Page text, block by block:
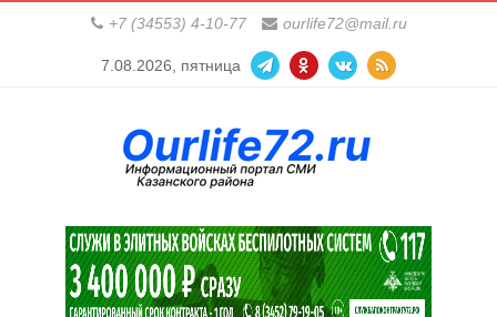
+7 (34553) 4-10-77 ourlife72@mail.ru
7.08.2026, пятница